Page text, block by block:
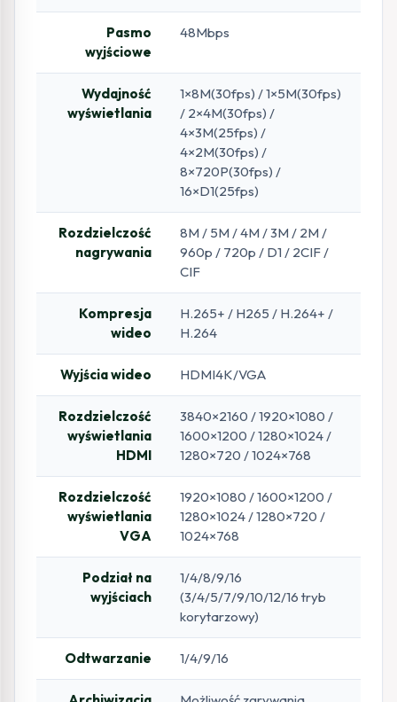
Pasmo
wyjściowe
48Mbps
Wydajność
wyświetlania
1×8M(30fps) / 1×5M(30fps)
/ 2×4M(30fps) /
4×3M(25fps) /
4×2M(30fps) /
8×720P(30fps) /
16×D1(25fps)
Rozdzielczość
nagrywania
8M / 5M / 4M / 3M / 2M /
960p / 720p / D1 / 2CIF /
CIF
Kompresja
wideo
H.265+ / H265 / H.264+ /
H.264
Wyjścia wideo HDMI4K/VGA
Rozdzielczość
wyświetlania
HDMI
3840×2160 / 1920×1080 /
1600×1200 / 1280×1024 /
1280×720 / 1024×768
Rozdzielczość
wyświetlania
VGA
1920×1080 / 1600×1200 /
1280×1024 / 1280×720 /
1024×768
Podział na
wyjściach
1/4/8/9/16
(3/4/5/7/9/10/12/16 tryb
korytarzowy)
Odtwarzanie 1/4/9/16